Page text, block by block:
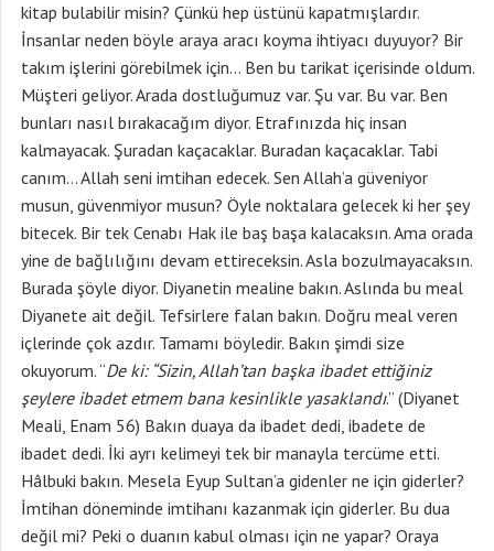
kitap bulabilir misin? Çünkü hep üstünü kapatmışlardır.
İnsanlar neden böyle araya aracı koyma ihtiyacı duyuyor? Bir
takım işlerini görebilmek için… Ben bu tarikat içerisinde oldum.
Müşteri geliyor. Arada dostluğumuz var. Şu var. Bu var. Ben
bunları nasıl bırakacağım diyor. Etrafınızda hiç insan
kalmayacak. Şuradan kaçacaklar. Buradan kaçacaklar. Tabi
canım… Allah seni imtihan edecek. Sen Allah’a güveniyor
musun, güvenmiyor musun? Öyle noktalara gelecek ki her şey
bitecek. Bir tek Cenabı Hak ile baş başa kalacaksın. Ama orada
yine de bağlılığını devam ettireceksin. Asla bozulmayacaksın.
Burada şöyle diyor. Diyanetin mealine bakın. Aslında bu meal
Diyanete ait değil. Tefsirlere falan bakın. Doğru meal veren
içlerinde çok azdır. Tamamı böyledir. Bakın şimdi size
okuyorum. “De ki: “Sizin, Allah’tan başka ibadet ettiğiniz
şeylere ibadet etmem bana kesinlikle yasaklandı.” (Diyanet
Meali, Enam 56) Bakın duaya da ibadet dedi, ibadete de
ibadet dedi. İki ayrı kelimeyi tek bir manayla tercüme etti.
Hâlbuki bakın. Mesela Eyup Sultan’a gidenler ne için giderler?
İmtihan döneminde imtihanı kazanmak için giderler. Bu dua
değil mi? Peki o duanın kabul olması için ne yapar? Oraya